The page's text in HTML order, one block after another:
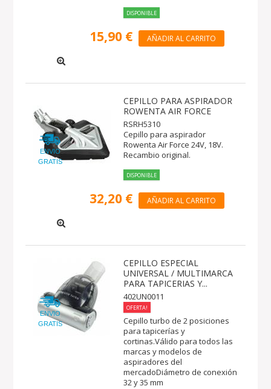
DISPONIBLE
15,90 € AÑADIR AL CARRITO
ENVIO
GRATIS
CEPILLO PARA ASPIRADOR
ROWENTA AIR FORCE
RSRH5310
Cepillo para aspirador
Rowenta Air Force 24V, 18V.
Recambio original.
DISPONIBLE
32,20 € AÑADIR AL CARRITO
ENVIO
GRATIS
CEPILLO ESPECIAL
UNIVERSAL / MULTIMARCA
PARA TAPICERIAS Y...
402UN0011
OFERTA!
Cepillo turbo de 2 posiciones
para tapicerías y
cortinas.Válido para todos las
marcas y modelos de
aspiradores del
mercadoDiámetro de conexión
32 y 35 mm